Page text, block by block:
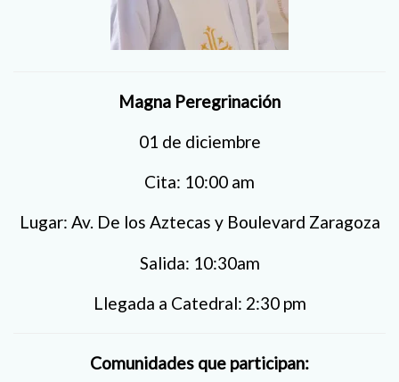
Magna Peregrinación
01 de diciembre
Cita: 10:00 am
Lugar: Av. De los Aztecas y Boulevard Zaragoza
Salida: 10:30am
Llegada a Catedral: 2:30 pm
Comunidades que participan: